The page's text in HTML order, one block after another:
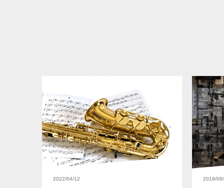
2022/04/12 2019/